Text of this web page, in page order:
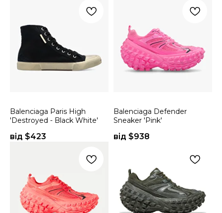
Balenciaga Paris High
'Destroyed - Black White'
від $423
Balenciaga Defender
Sneaker 'Pink'
від $938